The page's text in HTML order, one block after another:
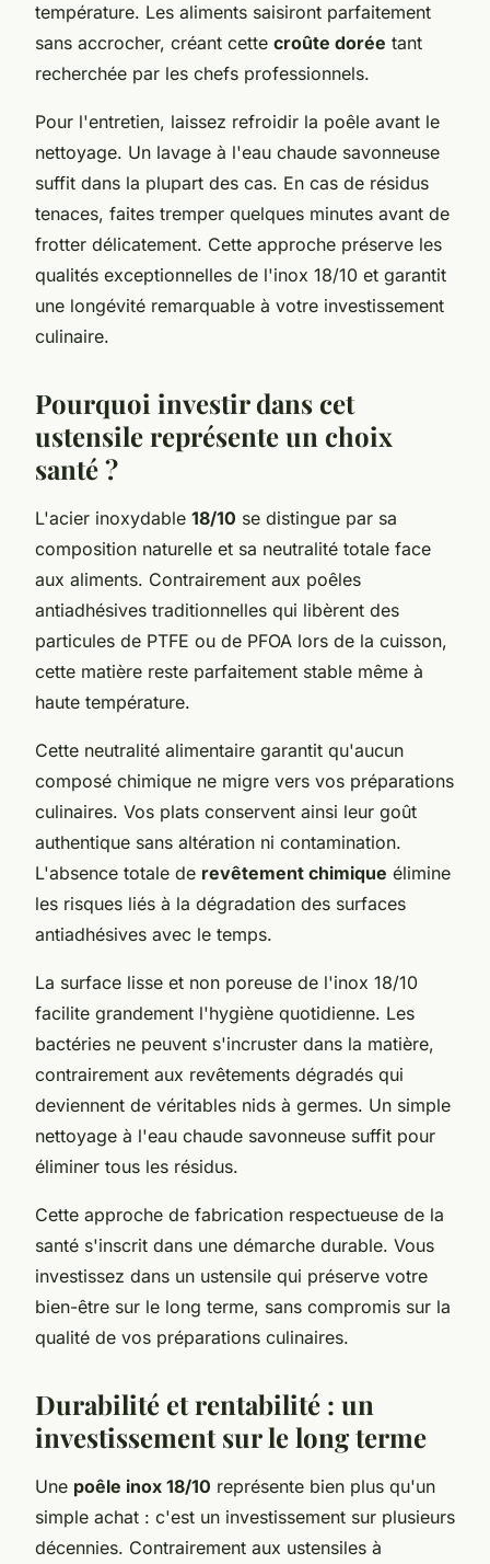
température. Les aliments saisiront parfaitement
sans accrocher, créant cette croûte dorée tant
recherchée par les chefs professionnels.
Pour l'entretien, laissez refroidir la poêle avant le
nettoyage. Un lavage à l'eau chaude savonneuse
suffit dans la plupart des cas. En cas de résidus
tenaces, faites tremper quelques minutes avant de
frotter délicatement. Cette approche préserve les
qualités exceptionnelles de l'inox 18/10 et garantit
une longévité remarquable à votre investissement
culinaire.
Pourquoi investir dans cet
ustensile représente un choix
santé ?
L'acier inoxydable 18/10 se distingue par sa
composition naturelle et sa neutralité totale face
aux aliments. Contrairement aux poêles
antiadhésives traditionnelles qui libèrent des
particules de PTFE ou de PFOA lors de la cuisson,
cette matière reste parfaitement stable même à
haute température.
Cette neutralité alimentaire garantit qu'aucun
composé chimique ne migre vers vos préparations
culinaires. Vos plats conservent ainsi leur goût
authentique sans altération ni contamination.
L'absence totale de revêtement chimique élimine
les risques liés à la dégradation des surfaces
antiadhésives avec le temps.
La surface lisse et non poreuse de l'inox 18/10
facilite grandement l'hygiène quotidienne. Les
bactéries ne peuvent s'incruster dans la matière,
contrairement aux revêtements dégradés qui
deviennent de véritables nids à germes. Un simple
nettoyage à l'eau chaude savonneuse suffit pour
éliminer tous les résidus.
Cette approche de fabrication respectueuse de la
santé s'inscrit dans une démarche durable. Vous
investissez dans un ustensile qui préserve votre
bien-être sur le long terme, sans compromis sur la
qualité de vos préparations culinaires.
Durabilité et rentabilité : un
investissement sur le long terme
Une poêle inox 18/10 représente bien plus qu'un
simple achat : c'est un investissement sur plusieurs
décennies. Contrairement aux ustensiles à